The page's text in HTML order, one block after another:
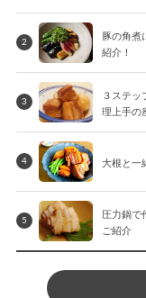
2
豚の角煮
紹介！
3
３ステッ
理上手の
4 大根と一
5
圧力鍋で
ご紹介